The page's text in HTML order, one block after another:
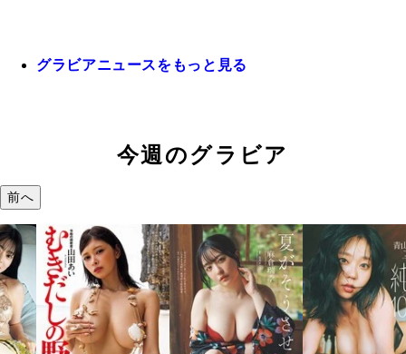
グラビアニュースをもっと見る
今週のグラビア
前へ
溝端 葵